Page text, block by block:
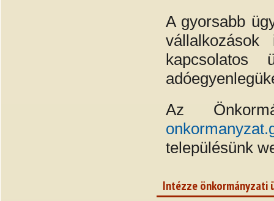
A gyorsabb
vállalkozások
Az
településünk
Intézze önkormányzati